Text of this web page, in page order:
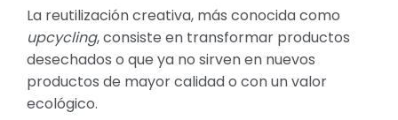
La reutilización creativa, más conocida como
upcycling, consiste en transformar productos
desechados o que ya no sirven en nuevos
productos de mayor calidad o con un valor
ecológico.